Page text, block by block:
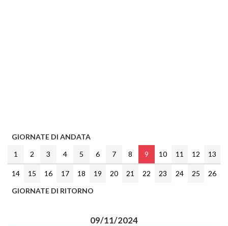
GIORNATE DI ANDATA
1
2 3 4 5 6 7 8 9 10 11 12 13
14 15 16 17 18 19 20 21 22 23 24 25
26
GIORNATE DI RITORNO
09/11/2024